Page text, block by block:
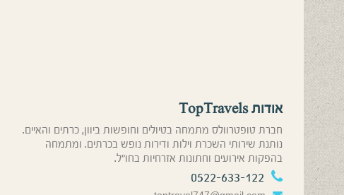
אודות TopTravels
חברת טופטרוולס מתמחה בטיולים וחופשות ביוון, כרתים והאיים.
נותנת שירותי השכרת וילות ודירות נופש בכרתים. ומתמחה
בהפקות אירועים וחתונות אזרחיות בחו”ל.
0522-633-122